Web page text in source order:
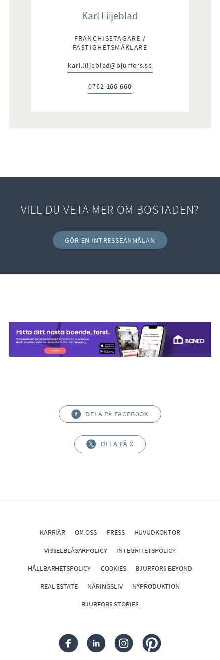
Karl Liljeblad
FRANCHISETAGARE /
FASTIGHETSMÄKLARE
E-post:
karl.liljeblad@bjurfors.se
Telefon:
0762-166 660
VILL DU VETA MER OM BOSTADEN?
GÖR EN INTRESSEANMÄLAN
DELA PÅ FACEBOOK
DELA PÅ X
KARRIÄR OM OSS PRESS HUVUDKONTOR
VISSELBLÅSARPOLICY INTEGRITETSPOLICY
HÅLLBARHETSPOLICY COOKIES BJURFORS BEYOND
REAL ESTATE NÄRINGSLIV NYPRODUKTION
BJURFORS STORIES